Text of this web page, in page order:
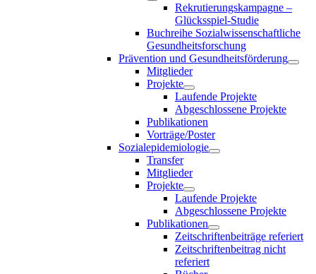
Rekrutierungskampagne –
Glücksspiel-Studie
Buchreihe Sozialwissenschaftliche
Gesundheitsforschung
Prävention und Gesundheitsförderung
Mitglieder
Projekte
Laufende Projekte
Abgeschlossene Projekte
Publikationen
Vorträge/Poster
Sozialepidemiologie
Transfer
Mitglieder
Projekte
Laufende Projekte
Abgeschlossene Projekte
Publikationen
Zeitschriftenbeiträge referiert
Zeitschriftenbeitrag nicht
referiert